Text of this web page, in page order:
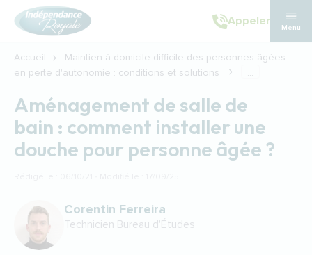
Aller au contenu principal
Appeler
Menu
Accueil
Maintien à domicile difficile des personnes âgées
en perte d'autonomie : conditions et solutions
...
Aménagement de salle de
bain : comment installer une
douche pour personne âgée ?
Corentin Ferreira
Technicien Bureau d'Études